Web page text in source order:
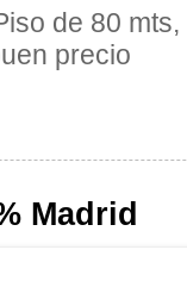
de 80
precio
Madrid